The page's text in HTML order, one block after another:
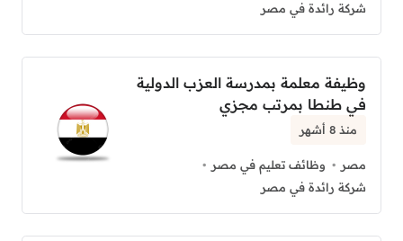
شركة رائدة في مصر
وظيفة معلمة بمدرسة العزب الدولية
في طنطا بمرتب مجزي
منذ 8 أشهر
مصر
وظائف تعليم في مصر
شركة رائدة في مصر